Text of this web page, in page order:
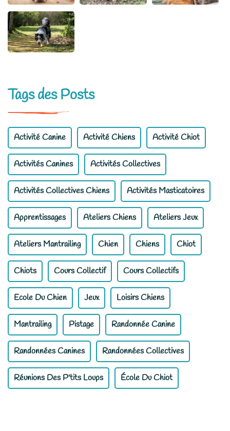
Tags des Posts
Activité Canine Activité Chiens Activité Chiot
Activités Canines Activités Collectives
Activités Collectives Chiens Activités Masticatoires
Apprentissages Ateliers Chiens Ateliers Jeux
Ateliers Mantrailing Chien Chiens Chiot
Chiots Cours Collectif Cours Collectifs
Ecole Du Chien Jeux Loisirs Chiens
Mantrailing Pistage Randonnée Canine
Randonnées Canines Randonnées Collectives
Réunions Des P'tits Loups École Du Chiot